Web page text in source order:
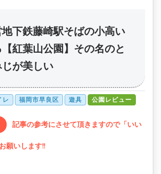
下鉄藤崎駅そばの小高い
紅葉山公園】その名のと
が美しい
レ 福岡市早良区 遊具 公園レビュー
記事の参考にさせて頂きますので「いい
願いします!!